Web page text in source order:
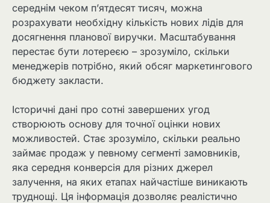
середнім чеком п’ятдесят тисяч, можна
розрахувати необхідну кількість нових лідів для
досягнення планової виручки. Масштабування
перестає бути лотереєю – зрозуміло, скільки
менеджерів потрібно, який обсяг маркетингового
бюджету закласти.
Історичні дані про сотні завершених угод
створюють основу для точної оцінки нових
можливостей. Стає зрозуміло, скільки реально
займає продаж у певному сегменті замовників,
яка середня конверсія для різних джерел
залучення, на яких етапах найчастіше виникають
труднощі. Ця інформація дозволяє реалістично